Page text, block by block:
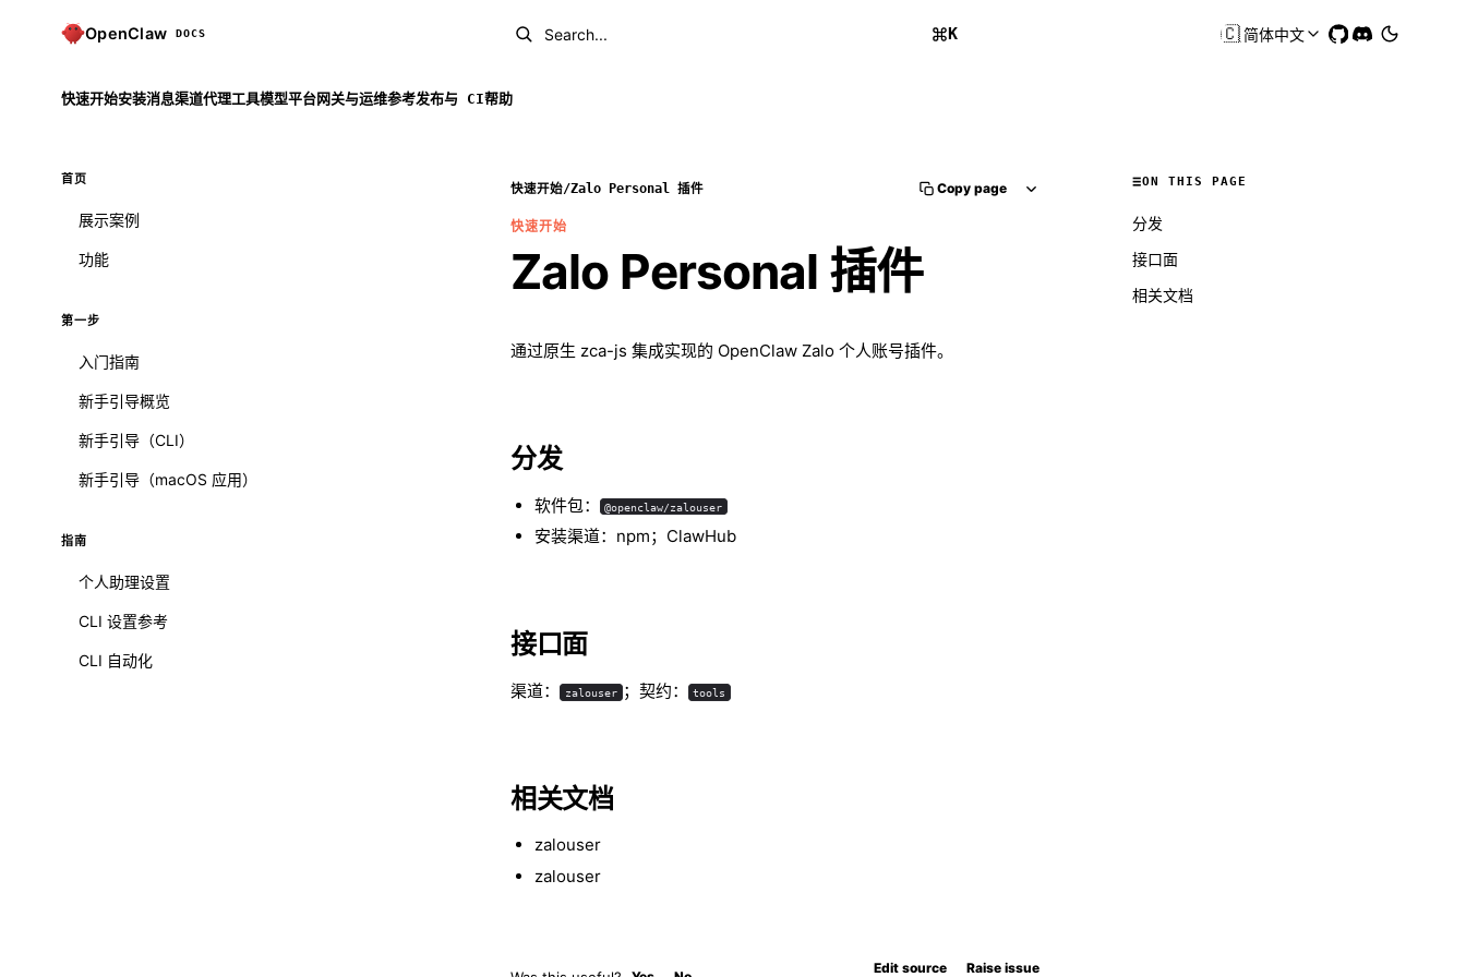
OpenClaw DOCS Search... K 🇨🇳简体中文
快速开始安装消息渠道代理工具模型平台网关与运维参考发布与 CI帮助
首页
展示案例
功能
第一步
入门指南
新手引导概览
新手引导（CLI）
新手引导（macOS 应用）
指南
个人助理设置
CLI 设置参考
CLI 自动化
快速开始/Zalo Personal 插件 Copy page
快速开始
Zalo Personal 插件
通过原生 zca-js 集成实现的 OpenClaw Zalo 个人账号插件。
分发
软件包： @openclaw/zalouser
安装渠道：npm；ClawHub
接口面
渠道： zalouser ；契约： tools
相关文档
zalouser
zalouser
Edit source Raise issue
ON THIS PAGE
分发
接口面
相关文档